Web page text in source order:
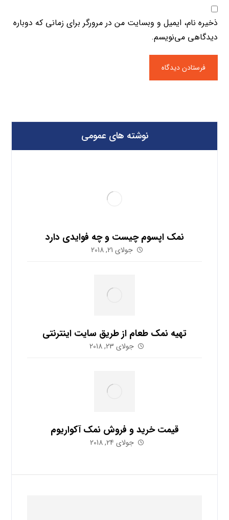
ذخیره نام، ایمیل و وبسایت من در مرورگر برای زمانی که دوباره
دیدگاهی می‌نویسم.
نوشته های عمومی
نمک اپسوم چیست و چه فوایدی دارد
جولای 21, 2018
تهیه نمک طعام از طریق سایت اینترنتی
جولای 23, 2018
قیمت خرید و فروش نمک آکواریوم
جولای 24, 2018